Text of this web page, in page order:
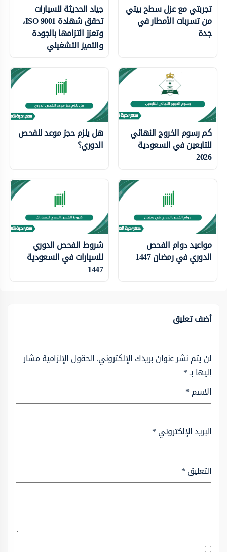
تجربتي مع عزل سطح بيتي
من تسربات الأمطار في
جدة
جياد الحديثة للسيارات
تحقق شهادة ISO 9001،
وتعزز التزامها بالجودة
والتميز التشغيلي
كم رسوم الخروج النهائي
للتابعين في السعودية
2026
هل يلزم حجز موعد للفحص
الدوري؟
مواعيد دوام الفحص
الدوري في رمضان 1447
شروط الفحص الدوري
للسيارات في السعودية
1447
أضف تعليق
لن يتم نشر عنوان بريدك الإلكتروني. الحقول الإلزامية مشار
إليها بـ*
الاسم*
البريد الإلكتروني*
التعليق*